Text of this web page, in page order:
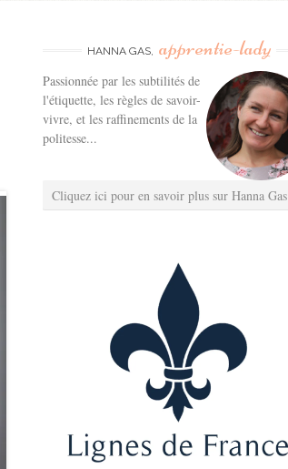
HANNA GAS, apprentie-lady
Passionnée par les subtilités de
l'étiquette, les règles de savoir-
vivre, et les raffinements de la
politesse...
Cliquez ici pour en savoir plus sur Hanna Gas